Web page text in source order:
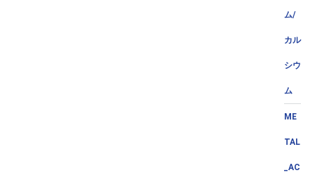
ム/
カル
シウ
ム
ME
TAL
_AC